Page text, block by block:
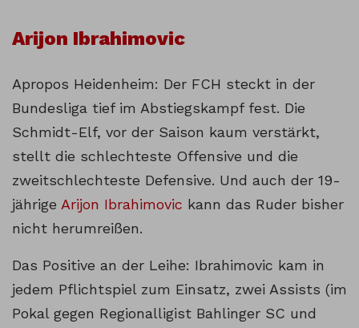
Arijon Ibrahimovic
Apropos Heidenheim: Der FCH steckt in der
Bundesliga tief im Abstiegskampf fest. Die
Schmidt-Elf, vor der Saison kaum verstärkt,
stellt die schlechteste Offensive und die
zweitschlechteste Defensive. Und auch der 19-
jährige Arijon Ibrahimovic kann das Ruder bisher
nicht herumreißen.
Das Positive an der Leihe: Ibrahimovic kam in
jedem Pflichtspiel zum Einsatz, zwei Assists (im
Pokal gegen Regionalligist Bahlinger SC und